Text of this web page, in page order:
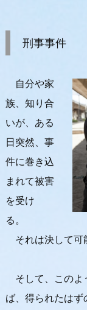
刑事事件
自分や家
族、知り合
いが、ある
日突然、事
件に巻き込
まれて被害
を受け
る。
それは決して可
そして、このよ
ば、得られたは